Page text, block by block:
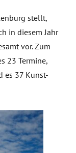
stellt,
in diesem Jahr
vor. Zum
23 Termine,
es 37 Kunst-